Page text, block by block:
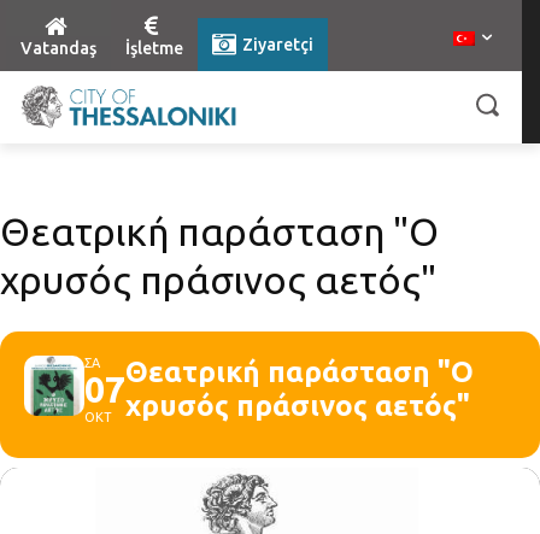
Vatandaş İşletme Ziyaretçi
Θεατρική παράσταση "Ο
χρυσός πράσινος αετός"
ΣΑ
07
ΟΚΤ
Θεατρική παράσταση "Ο
χρυσός πράσινος αετός"